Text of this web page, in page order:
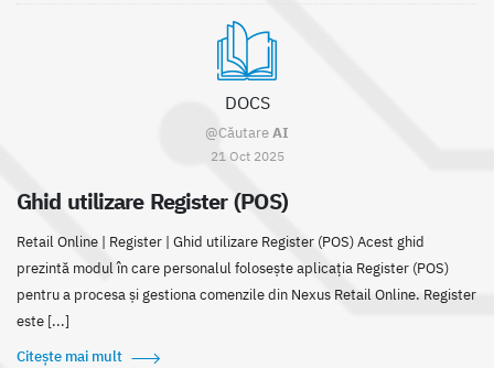
DOCS
@CăutareAI
21 Oct 2025
Ghid utilizare Register (POS)
Retail Online | Register | Ghid utilizare Register (POS) Acest ghid
prezintă modul în care personalul folosește aplicația Register (POS)
pentru a procesa și gestiona comenzile din Nexus Retail Online. Register
este [...]
Citește mai mult